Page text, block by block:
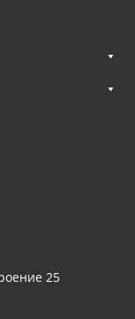
25